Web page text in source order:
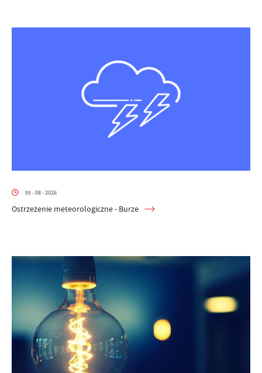
05 - 08 - 2026
Ostrzeżenie meteorologiczne - Burze